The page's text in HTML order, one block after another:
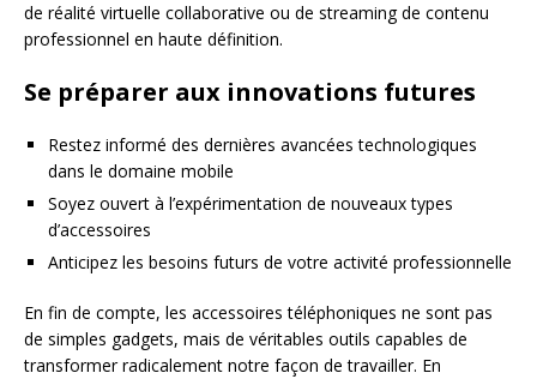
de réalité virtuelle collaborative ou de streaming de contenu
professionnel en haute définition.
Se préparer aux innovations futures
Restez informé des dernières avancées technologiques
dans le domaine mobile
Soyez ouvert à l’expérimentation de nouveaux types
d’accessoires
Anticipez les besoins futurs de votre activité professionnelle
En fin de compte, les accessoires téléphoniques ne sont pas
de simples gadgets, mais de véritables outils capables de
transformer radicalement notre façon de travailler. En